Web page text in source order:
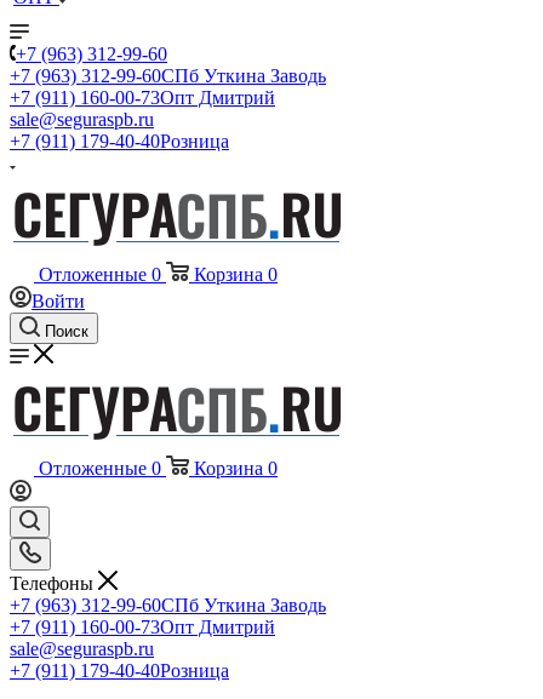
+7 (963) 312-99-60
+7 (963) 312-99-60СПб Уткина Заводь
+7 (911) 160-00-73Опт Дмитрий
sale@seguraspb.ru
+7 (911) 179-40-40Розница
Отложенные 0 Корзина 0
Войти
Поиск
Отложенные 0 Корзина 0
Телефоны
+7 (963) 312-99-60СПб Уткина Заводь
+7 (911) 160-00-73Опт Дмитрий
sale@seguraspb.ru
+7 (911) 179-40-40Розница